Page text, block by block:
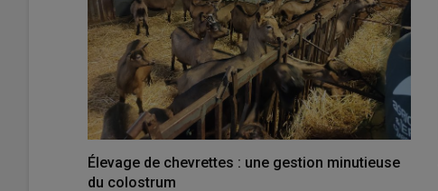
Élevage de chevrettes : une gestion minutieuse
du colostrum